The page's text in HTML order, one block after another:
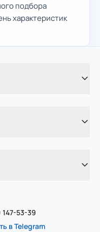
подбора
характеристик
147-53-39
в Telegram